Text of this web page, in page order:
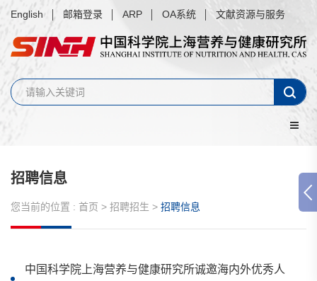
English 邮箱登录 ARP OA系统 文献资源与服务
招聘信息
您当前的位置 : 首页 > 招聘招生 > 招聘信息
中国科学院上海营养与健康研究所诚邀海内外优秀人